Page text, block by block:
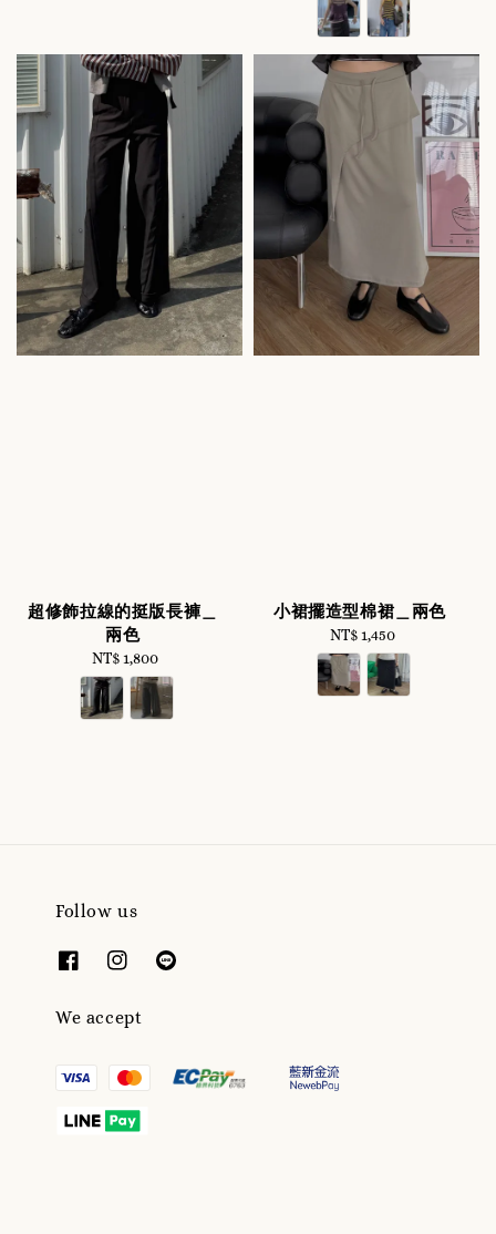
超修飾拉線的挺版長褲＿
兩色
Regular
price
NT$ 1,800
小裙擺造型棉裙＿兩色
Regular
price
NT$ 1,450
Follow us
We accept